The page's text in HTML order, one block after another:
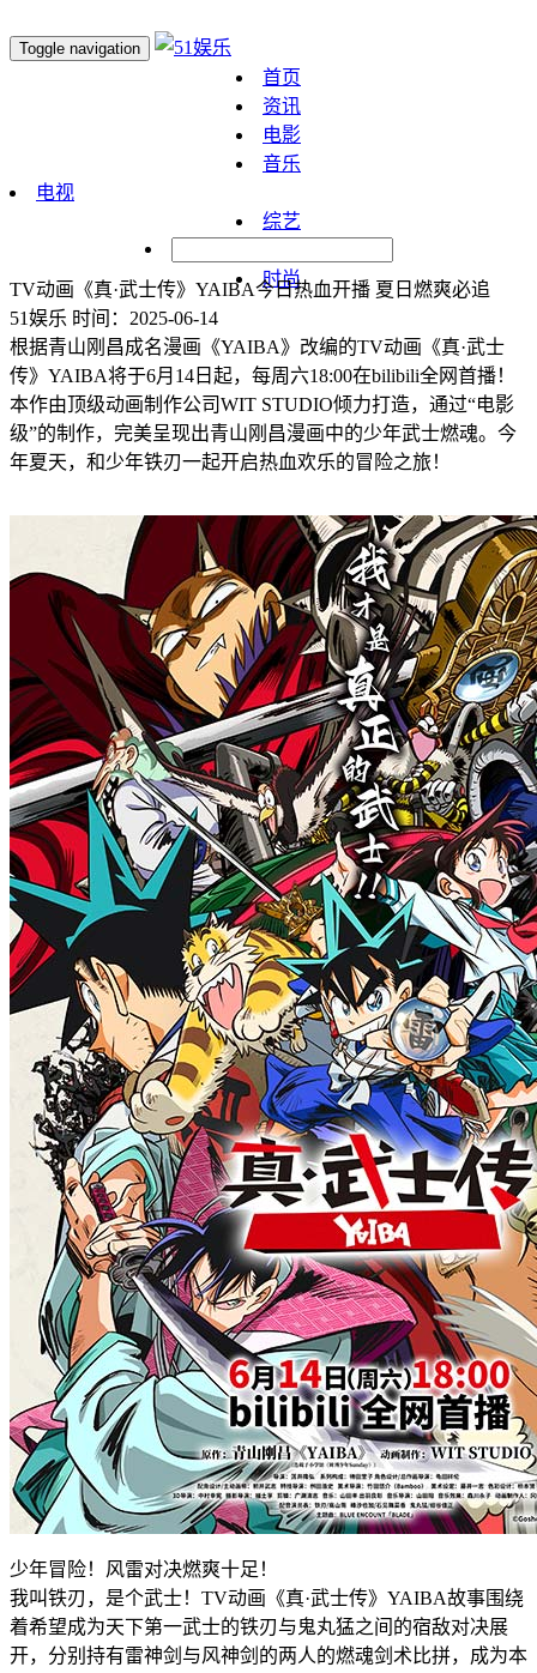
Toggle navigation
首页
资讯
电影
音乐
电视
综艺
时尚
TV动画《真·武士传》YAIBA今日热血开播 夏日燃爽必追
51娱乐 时间：2025-06-14
根据青山刚昌成名漫画《YAIBA》改编的TV动画《真·武士
传》YAIBA将于6月14日起，每周六18:00在bilibili全网首播！
本作由顶级动画制作公司WIT STUDIO倾力打造，通过“电影
级”的制作，完美呈现出青山刚昌漫画中的少年武士燃魂。今
年夏天，和少年铁刃一起开启热血欢乐的冒险之旅！
少年冒险！风雷对决燃爽十足！
我叫铁刃，是个武士！TV动画《真·武士传》YAIBA故事围绕
着希望成为天下第一武士的铁刃与鬼丸猛之间的宿敌对决展
开，分别持有雷神剑与风神剑的两人的燃魂剑术比拼，成为本